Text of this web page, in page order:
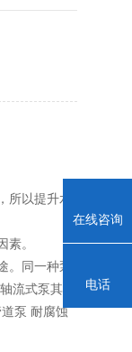
以提升水
。
同一种泵
流式泵其液
泵 耐腐蚀
在线咨询
电话